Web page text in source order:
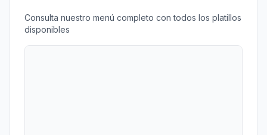
Consulta nuestro menú completo con todos los platillos
disponibles